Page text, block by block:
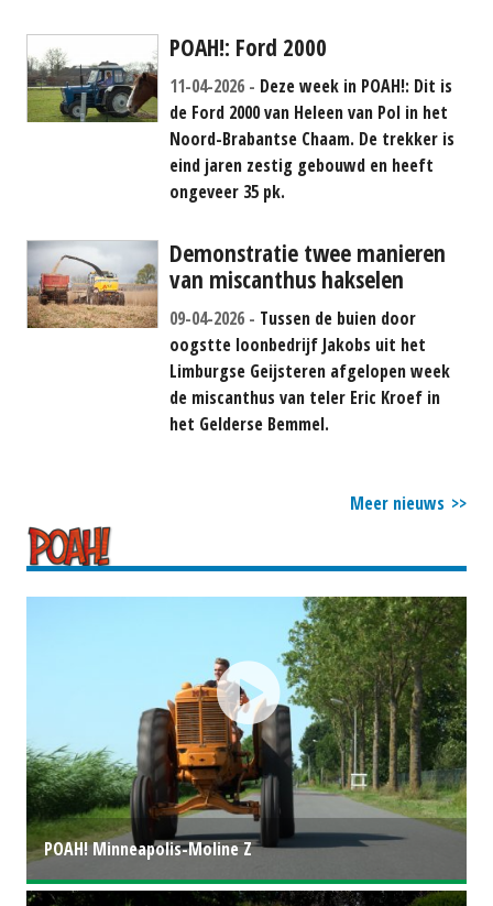
POAH!: Ford 2000
11-04-2026
Deze week in POAH!: Dit is
de Ford 2000 van Heleen van Pol in het
Noord-Brabantse Chaam. De trekker is
eind jaren zestig gebouwd en heeft
ongeveer 35 pk.
Demonstratie twee manieren
van miscanthus hakselen
09-04-2026
Tussen de buien door
oogstte loonbedrijf Jakobs uit het
Limburgse Geijsteren afgelopen week
de miscanthus van teler Eric Kroef in
het Gelderse Bemmel.
Meer nieuws
POAH! Minneapolis-Moline Z